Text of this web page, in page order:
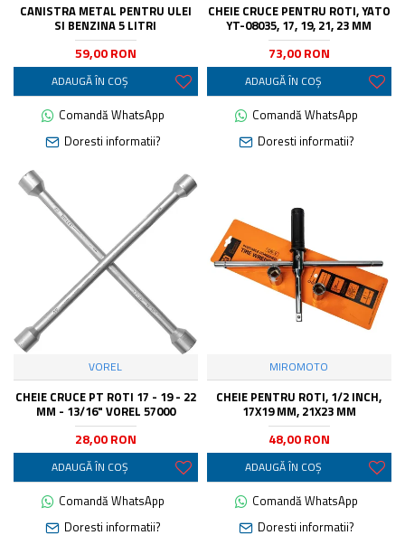
CANISTRA METAL PENTRU ULEI
SI BENZINA 5 LITRI
59,00 RON
ADAUGĂ ÎN COŞ
Comandă WhatsApp
Doresti informatii?
CHEIE CRUCE PENTRU ROTI, YATO
YT-08035, 17, 19, 21, 23 MM
73,00 RON
ADAUGĂ ÎN COŞ
Comandă WhatsApp
Doresti informatii?
VOREL
CHEIE CRUCE PT ROTI 17 - 19 - 22
MM - 13/16" VOREL 57000
28,00 RON
ADAUGĂ ÎN COŞ
Comandă WhatsApp
Doresti informatii?
MIROMOTO
CHEIE PENTRU ROTI, 1/2 INCH,
17X19 MM, 21X23 MM
48,00 RON
ADAUGĂ ÎN COŞ
Comandă WhatsApp
Doresti informatii?